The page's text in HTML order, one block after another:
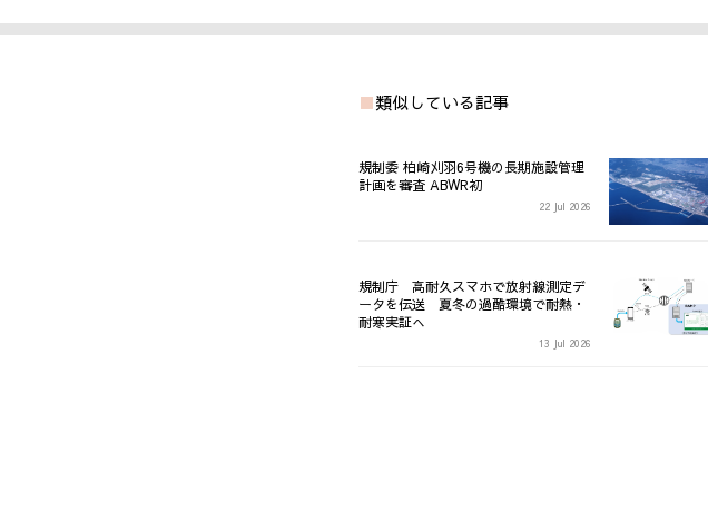
類似している記事
規制委 柏崎刈羽6号機の長期施設管理
計画を審査 ABWR初
22 Jul 2026
規制庁 高耐久スマホで放射線測定デ
ータを伝送 夏冬の過酷環境で耐熱・
耐寒実証へ
13 Jul 2026